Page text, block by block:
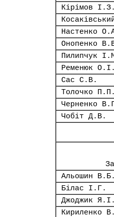
Кірімов І.З.
Настенко
Онопенко
Пилипчук
Ременюк О.І.
Сас С.В.
Толочко П.П.
Черненко
Чобіт Д.В.
Альошин В.Б.
Білас І.Г.
Джоджик Я.І.
Кириленко